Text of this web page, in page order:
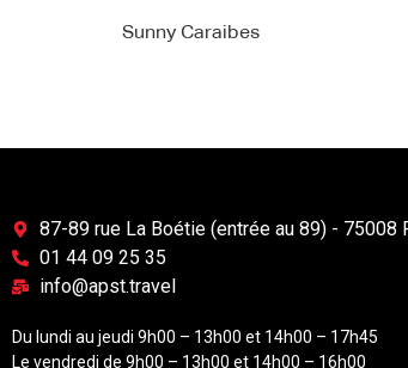
Sunny Caraibes
87-89 rue La Boétie (entrée au 89) - 75008
01 44 09 25 35
info@apst.travel
Du lundi au jeudi 9h00 – 13h00 et 14h00 – 17h45
Le vendredi de 9h00 – 13h00 et 14h00 – 16h00